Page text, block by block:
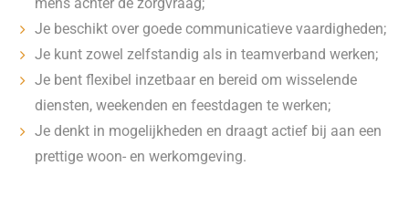
Je beschikt over goede communicatieve vaardigheden;
Je kunt zowel zelfstandig als in teamverband werken;
Je bent flexibel inzetbaar en bereid om wisselende
diensten, weekenden en feestdagen te werken;
Je denkt in mogelijkheden en draagt actief bij aan een
prettige woon- en werkomgeving.